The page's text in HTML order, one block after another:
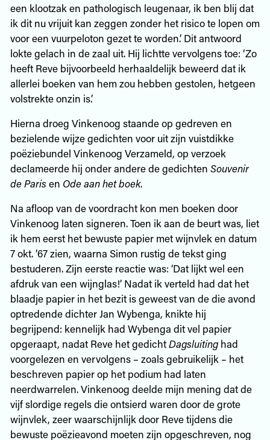
een klootzak en pathologisch leugenaar, ik ben blij dat
ik dit nu vrijuit kan zeggen zonder het risico te lopen om
voor een vuurpeloton gezet te worden.’ Dit antwoord
lokte gelach in de zaal uit. Hij lichtte vervolgens toe: ‘Zo
heeft Reve bijvoorbeeld herhaaldelijk beweerd dat ik
allerlei boeken van hem zou hebben gestolen, hetgeen
volstrekte onzin is.’
Hierna droeg Vinkenoog staande op gedreven en
bezielende wijze gedichten voor uit zijn vuistdikke
poëziebundel Vinkenoog Verzameld, op verzoek
declameerde hij onder andere de gedichten Souvenir
de Paris en Ode aan het boek.
Na afloop van de voordracht kon men boeken door
Vinkenoog laten signeren. Toen ik aan de beurt was, liet
ik hem eerst het bewuste papier met wijnvlek en datum
7 okt. ’67 zien, waarna Simon rustig de tekst ging
bestuderen. Zijn eerste reactie was: ‘Dat lijkt wel een
afdruk van een wijnglas!’ Nadat ik verteld had dat het
blaadje papier in het bezit is geweest van de die avond
optredende dichter Jan Wybenga, knikte hij
begrijpend: kennelijk had Wybenga dit vel papier
opgeraapt, nadat Reve het gedichtDagsluitinghad
voorgelezen en vervolgens – zoals gebruikelijk – het
beschreven papier op het podium had laten
neerdwarrelen. Vinkenoog deelde mijn mening dat de
vijf slordige regels die ontsierd waren door de grote
wijnvlek, zeer waarschijnlijk door Reve tijdens die
bewuste poëzieavond moeten zijn opgeschreven, nog